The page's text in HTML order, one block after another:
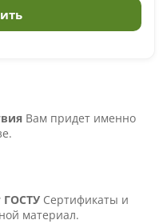
Вам придет именно
ГОСТУ Сертификаты и
материал.